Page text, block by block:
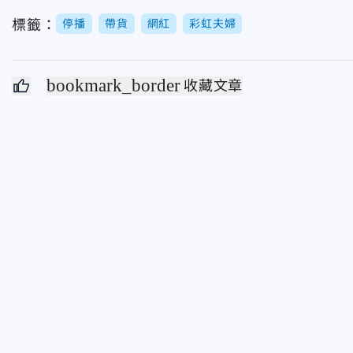
標籤： 停播 帶貨 網紅 彩虹夫婦
bookmark_border 收藏文章